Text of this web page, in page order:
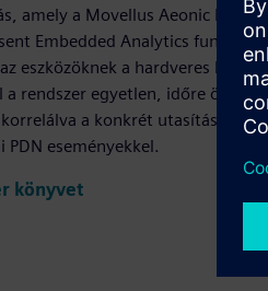
amely a Movellus Aeonic
Embedded Analytics
eszközöknek a hardveres
a rendszer egyetlen, időre
a konkrét utasítás-
PDN eseményekkel.
könyvet